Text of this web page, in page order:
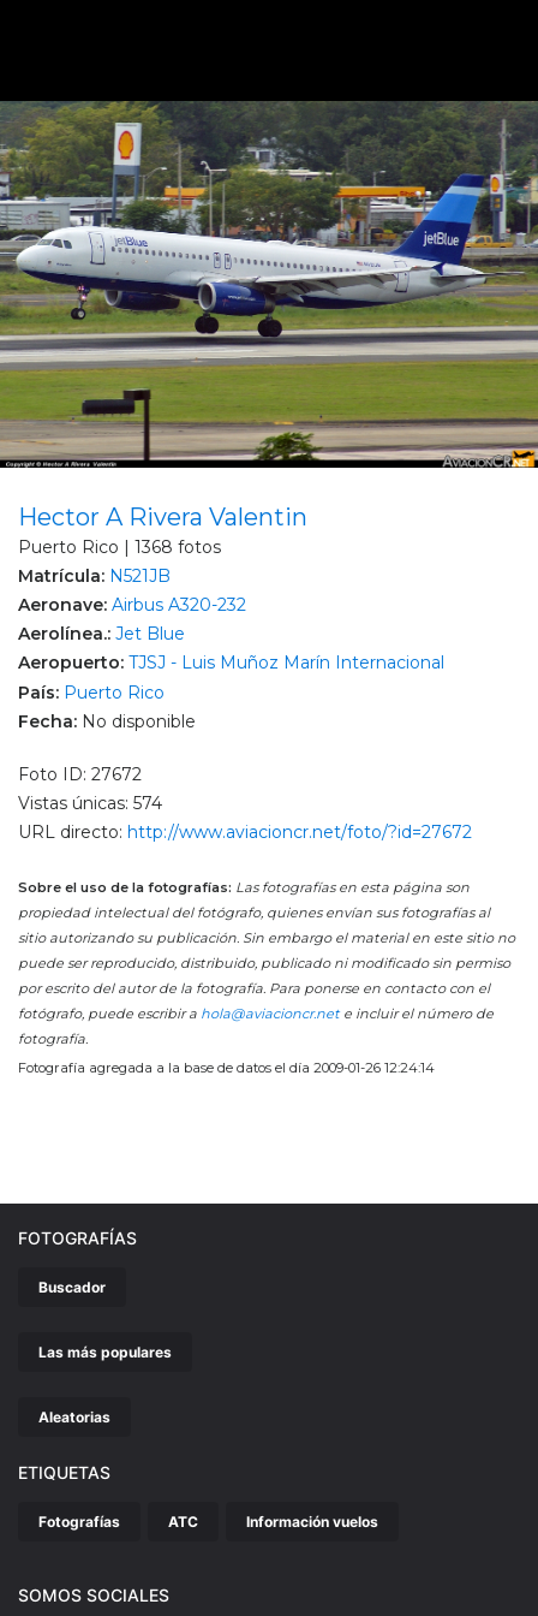
Hector A Rivera Valentin
Puerto Rico | 1368 fotos
Matrícula: N521JB
Aeronave: Airbus A320-232
Aerolínea.: Jet Blue
Aeropuerto: TJSJ - Luis Muñoz Marín Internacional
País: Puerto Rico
Fecha: No disponible
Foto ID: 27672
Vistas únicas: 574
URL directo: http://www.aviacioncr.net/foto/?id=27672
Sobre el uso de la fotografías: Las fotografías en esta página son
propiedad intelectual del fotógrafo, quienes envían sus fotografías al
sitio autorizando su publicación. Sin embargo el material en este sitio no
puede ser reproducido, distribuido, publicado ni modificado sin permiso
por escrito del autor de la fotografía. Para ponerse en contacto con el
fotógrafo, puede escribir a hola@aviacioncr.nete incluir el número de
fotografía.
Fotografía agregada a la base de datos el día 2009-01-26 12:24:14
FOTOGRAFÍAS
Buscador
Las más populares
Aleatorias
ETIQUETAS
Fotografías ATC Información vuelos
SOMOS SOCIALES